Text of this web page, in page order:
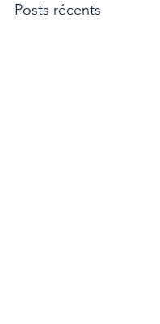
Posts récents